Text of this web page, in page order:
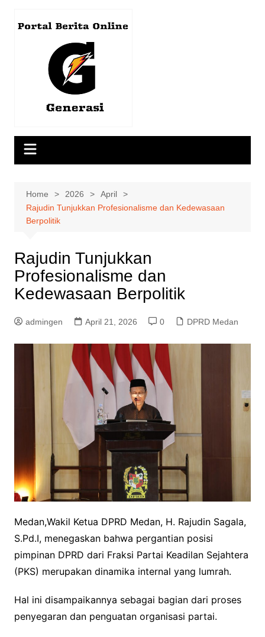
Home 2026
April
Rajudin Tunjukkan Profesionalisme dan Kedewasaan
Berpolitik
Rajudin Tunjukkan
Profesionalisme dan
Kedewasaan Berpolitik
admingen April 21, 2026 0 DPRD Medan
Medan,Wakil Ketua DPRD Medan, H. Rajudin Sagala,
S.Pd.I, menegaskan bahwa pergantian posisi
pimpinan DPRD dari Fraksi Partai Keadilan Sejahtera
(PKS) merupakan dinamika internal yang lumrah.
Hal ini disampaikannya sebagai bagian dari proses
penyegaran dan penguatan organisasi partai.